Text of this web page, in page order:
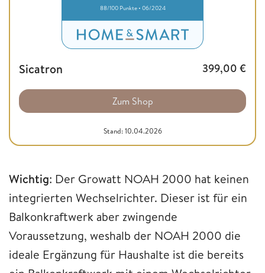
88/100 Punkte • 06/2024
Sicatron 399,00 €
Zum Shop
Stand: 10.04.2026
Wichtig: Der Growatt NOAH 2000 hat keinen
integrierten Wechselrichter. Dieser ist für ein
Balkonkraftwerk aber zwingende
Voraussetzung, weshalb der NOAH 2000 die
ideale Ergänzung für Haushalte ist die bereits